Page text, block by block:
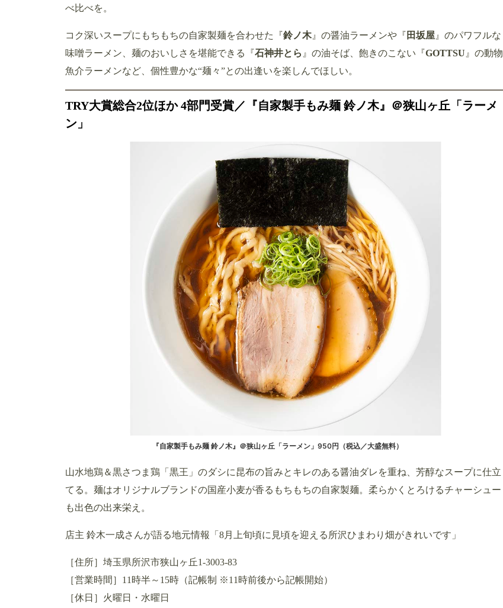
べ比べを。
コク深いスープにもちもちの自家製麺を合わせた『鈴ノ木』の醤油ラーメンや『 田坂屋 』のパワフルな
味噌ラーメン、麺のおいしさを堪能できる『石神井とら 』の油そば、飽きのこない『GOTTSU 』の動物
魚介ラーメンなど、個性豊かな“麺々”との出逢いを楽しんでほしい。
TRY大賞総合2位ほか 4部門受賞／『自家製手もみ麺 鈴ノ木』＠狭山ヶ丘「ラーメ
ン」
『自家製手もみ麺 鈴ノ木』＠狭山ヶ丘「ラーメン」950円（税込／大盛無料）
山水地鶏＆黒さつま鶏「黒王」のダシに昆布の旨みとキレのある醤油ダレを重ね、芳醇なスープに仕立
てる。麺はオリジナルブランドの国産小麦が香るもちもちの自家製麺。柔らかくとろけるチャーシュー
も出色の出来栄え。
店主 鈴木一成さんが語る地元情報「8月上旬頃に見頃を迎える所沢ひまわり畑がきれいです」
［住所］埼玉県所沢市狭山ヶ丘1-3003-83
［営業時間］11時半～15時（記帳制 ※11時前後から記帳開始）
［休日］火曜日・水曜日